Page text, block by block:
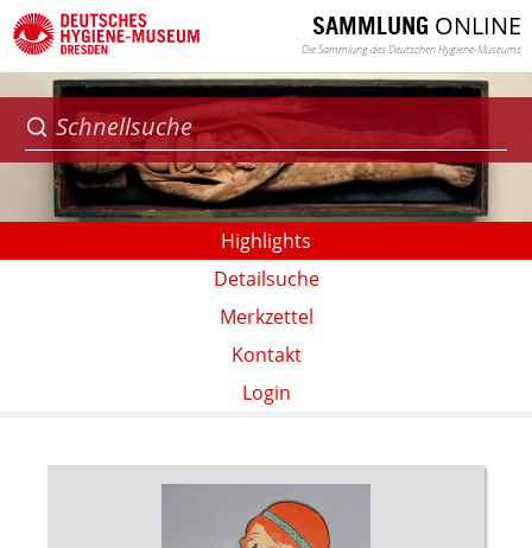
SAMMLUNG ONLINE
Die Sammlung des Deutschen Hygiene-Museums
Highlights
Detailsuche
Merkzettel
Kontakt
Login